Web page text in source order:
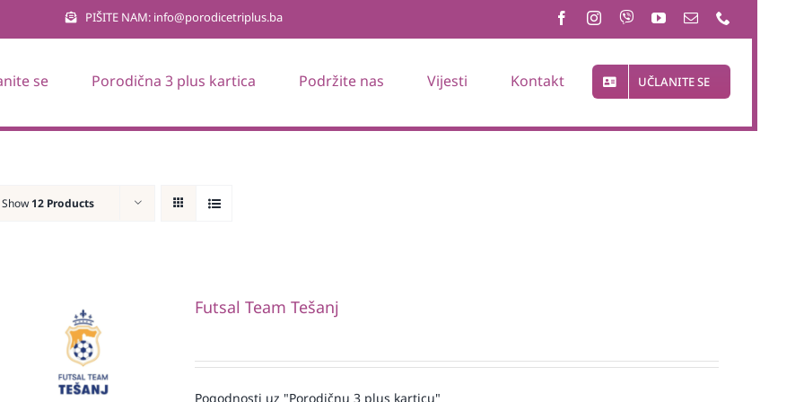
PIŠITE NAM: info@porodicetriplus.ba
se Porodična 3 plus kartica Podržite nas Vijesti Kontakt UČLANITE SE
Show 12 Products
Futsal Team Tešanj
Pogodnosti uz "Porodičnu 3 plus karticu"